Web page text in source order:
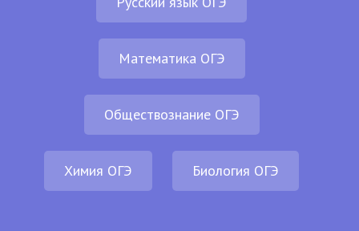
Математика ОГЭ
Обществознание ОГЭ
Химия ОГЭ Биология ОГЭ